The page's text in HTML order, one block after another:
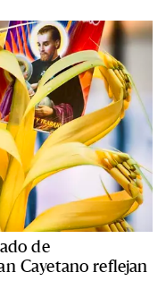
de
Cayetano reflejan